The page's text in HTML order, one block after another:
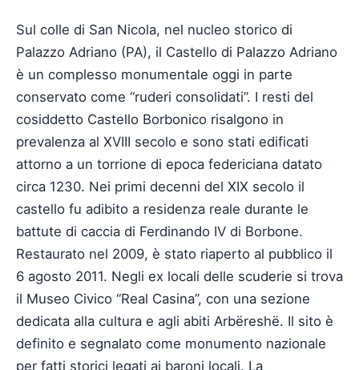
Sul colle di San Nicola, nel nucleo storico di
Palazzo Adriano (PA), il Castello di Palazzo Adriano
è un complesso monumentale oggi in parte
conservato come “ruderi consolidati”. I resti del
cosiddetto Castello Borbonico risalgono in
prevalenza al XVIII secolo e sono stati edificati
attorno a un torrione di epoca federiciana datato
circa 1230. Nei primi decenni del XIX secolo il
castello fu adibito a residenza reale durante le
battute di caccia di Ferdinando IV di Borbone.
Restaurato nel 2009, è stato riaperto al pubblico il
6 agosto 2011. Negli ex locali delle scuderie si trova
il Museo Civico “Real Casina”, con una sezione
dedicata alla cultura e agli abiti Arbëreshë. Il sito è
definito e segnalato come monumento nazionale
per fatti storici legati ai baroni locali. La